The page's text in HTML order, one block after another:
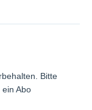
Bitte
ein Abo